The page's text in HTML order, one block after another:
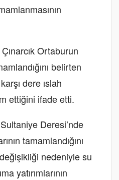
Ortaburun
belirten
dere ıslah
ettiğini ifade etti.
Deresi’nde
tamamlandığını
nedeniyle su
yatırımlarının